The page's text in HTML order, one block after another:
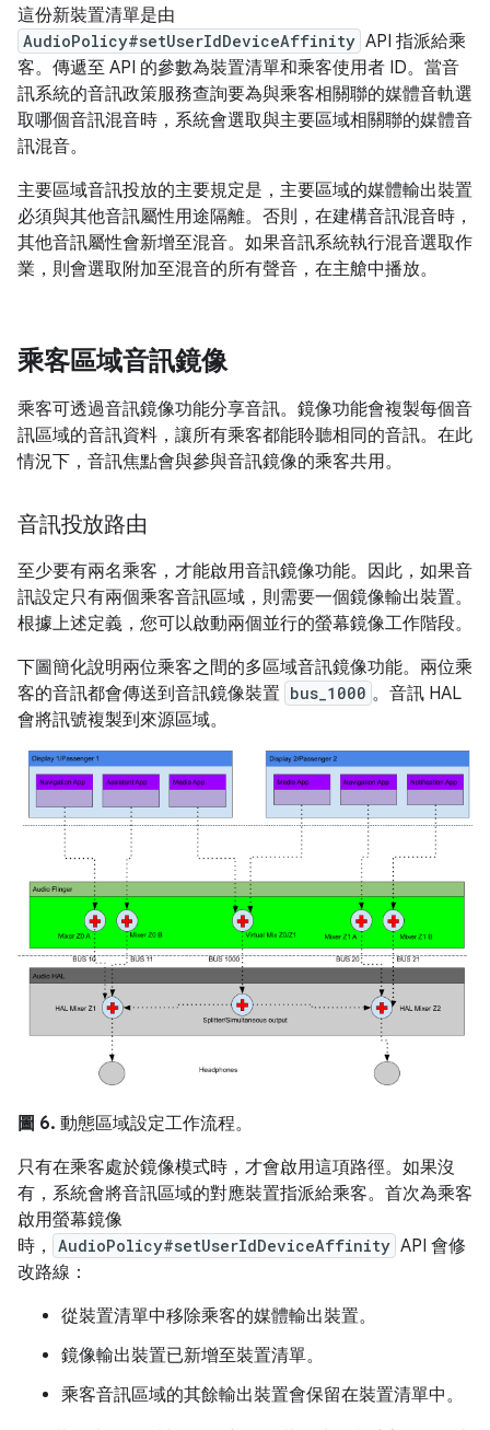
這份新裝置清單是由
AudioPolicy#setUserIdDeviceAffinity API 指派給乘
客。傳遞至 API 的參數為裝置清單和乘客使用者 ID。當音
訊系統的音訊政策服務查詢要為與乘客相關聯的媒體音軌選
取哪個音訊混音時，系統會選取與主要區域相關聯的媒體音
訊混音。
主要區域音訊投放的主要規定是，主要區域的媒體輸出裝置
必須與其他音訊屬性用途隔離。否則，在建構音訊混音時，
其他音訊屬性會新增至混音。如果音訊系統執行混音選取作
業，則會選取附加至混音的所有聲音，在主艙中播放。
乘客區域音訊鏡像
乘客可透過音訊鏡像功能分享音訊。鏡像功能會複製每個音
訊區域的音訊資料，讓所有乘客都能聆聽相同的音訊。在此
情況下，音訊焦點會與參與音訊鏡像的乘客共用。
音訊投放路由
至少要有兩名乘客，才能啟用音訊鏡像功能。因此，如果音
訊設定只有兩個乘客音訊區域，則需要一個鏡像輸出裝置。
根據上述定義，您可以啟動兩個並行的螢幕鏡像工作階段。
下圖簡化說明兩位乘客之間的多區域音訊鏡像功能。兩位乘
客的音訊都會傳送到音訊鏡像裝置 bus_1000 。音訊 HAL
會將訊號複製到來源區域。
圖 6. 動態區域設定工作流程。
只有在乘客處於鏡像模式時，才會啟用這項路徑。 如果沒
有，系統會將音訊區域的對應裝置指派給乘客。首次為乘客
啟用螢幕鏡像
時，
AudioPolicy#setUserIdDeviceAffinity API 會修
改路線：
從裝置清單中移除乘客的媒體輸出裝置。
鏡像輸出裝置已新增至裝置清單。
乘客音訊區域的其餘輸出裝置會保留在裝置清單中。